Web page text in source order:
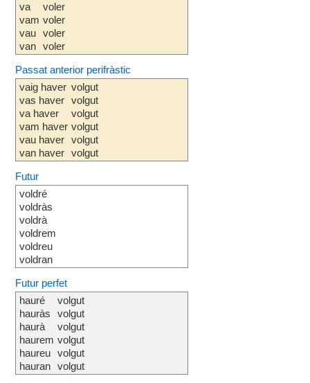
va
vam
vau
van
voler
voler
voler
voler
Passat anterior perifràstic
vaig haver
vas haver
va haver
vam haver
vau haver
van haver
volgut
volgut
volgut
volgut
volgut
volgut
Futur
voldré
voldràs
voldrà
voldrem
voldreu
voldran
Futur perfet
hauré
hauràs
haurà
haurem
haureu
hauran
volgut
volgut
volgut
volgut
volgut
volgut